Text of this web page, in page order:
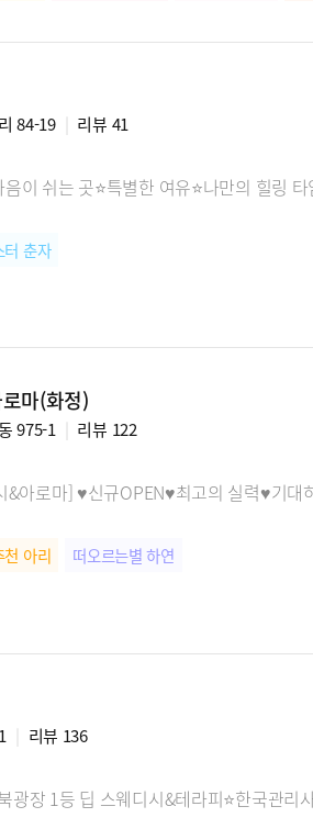
84-19 리뷰 41
이 쉬는 곳⭐특별한 여유⭐나만의 힐링 타
터 춘자
마(화정)
975-1 리뷰 122
&아로마] ♥신규OPEN♥최고의 실력♥기대
천 아리 떠오르는별 하연
리뷰 136
광장 1등 딥 스웨디시&테라피⭐️한국관리